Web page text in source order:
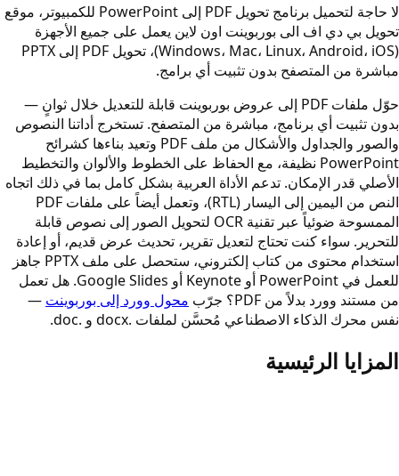
لا حاجة لتحميل برنامج تحويل PDF إلى PowerPoint للكمبيوتر، موقع
تحويل بي دي اف الى بوربوينت اون لاين يعمل على جميع الأجهزة
(Windows، Mac، Linux، Android، iOS)، تحويل PDF إلى PPTX
مباشرة من المتصفح بدون تثبيت أي برامج.
حوّل ملفات PDF إلى عروض بوربوينت قابلة للتعديل خلال ثوانٍ —
بدون تثبيت أي برنامج، مباشرة من المتصفح. تستخرج أداتنا النصوص
والصور والجداول والأشكال من ملف PDF وتعيد بناءها كشرائح
PowerPoint نظيفة، مع الحفاظ على الخطوط والألوان والتخطيط
الأصلي قدر الإمكان. تدعم الأداة العربية بشكل كامل بما في ذلك اتجاه
النص من اليمين إلى اليسار (RTL)، وتعمل أيضاً على ملفات PDF
الممسوحة ضوئياً عبر تقنية OCR لتحويل الصور إلى نصوص قابلة
للتحرير. سواء كنت تحتاج لتعديل تقرير، تحديث عرض قديم، أو إعادة
استخدام محتوى من كتاب إلكتروني، ستحصل على ملف PPTX جاهز
للعمل في PowerPoint أو Keynote أو Google Slides. هل تعمل
من مستند وورد بدلاً من PDF؟ جرّب
محول وورد إلى بوربوينت —
نفس محرك الذكاء الاصطناعي مُحسَّن لملفات .docx و .doc.
المزايا الرئيسية